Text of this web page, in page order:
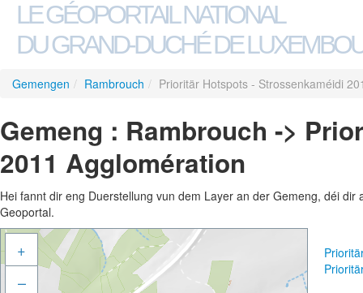
LE GÉOPORTAIL NATIONAL
DU GRAND-DUCHÉ DE
Gemengen / Rambrouch / Prioritär Hotspots - Strossenkaméidi
Gemeng : Rambrouch ->
2011 Agglomération
Hei fannt dir eng Duerstellung vun dem Layer an der Gemeng, déi
Geoportal.
+
–